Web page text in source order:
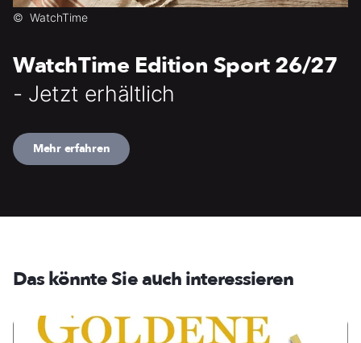
© WatchTime
WatchTime Edition Sport 26/27
- Jetzt erhältlich
Mehr erfahren
Das könnte Sie auch interessieren